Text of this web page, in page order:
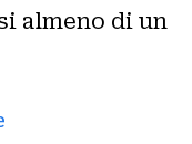
almeno di un